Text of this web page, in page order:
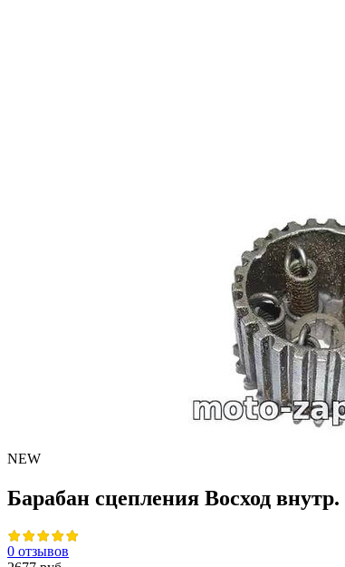
NEW
Барабан сцепления Восход
0 отзывов